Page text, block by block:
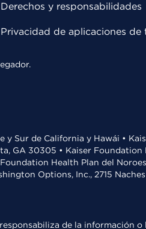
Derechos y responsabilidades
Privacidad de aplicaciones de
Sur de California y Hawái •
GA 30305 • Kaiser
Health Plan del
Options, Inc., 2715
de la información